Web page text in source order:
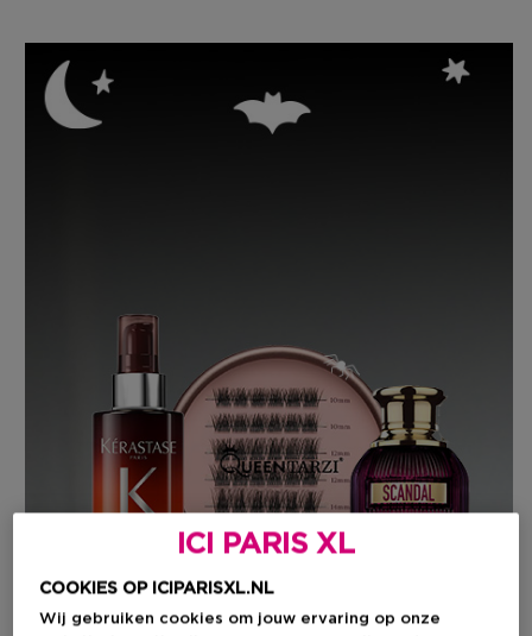
ICI PARIS XL
COOKIES OP ICIPARISXL.NL
Wij gebruiken cookies om jouw ervaring op onze